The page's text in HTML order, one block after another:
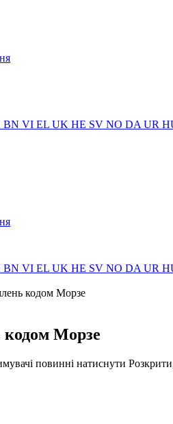
BN VI EL UK HE SV NO DA UR
BN VI EL UK HE SV NO DA UR
кодом Морзе
кодом Морзе
повинні натиснути